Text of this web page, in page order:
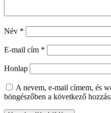
Név *
E-mail cím *
Honlap
A nevem, e-mail címem, és
böngészőben a következő